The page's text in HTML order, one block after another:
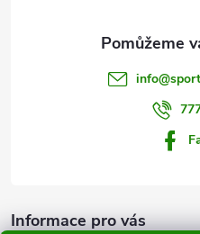
info@
Informace pro vás